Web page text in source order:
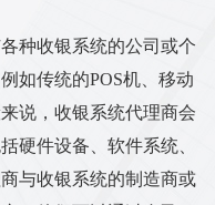
种收银系统的公司或个
如传统的POS机、移动
说，收银系统代理商会
硬件设备、软件系统、
与收银系统的制造商或